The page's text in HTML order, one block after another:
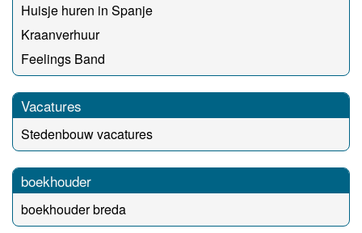
Huisje huren in Spanje
Kraanverhuur
Feelings Band
Vacatures
Stedenbouw vacatures
boekhouder
boekhouder breda